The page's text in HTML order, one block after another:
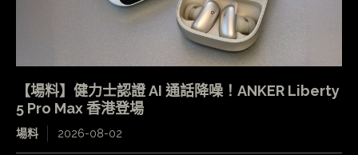
【場料】健力士認證 AI 通話降噪！ANKER Liberty
5 Pro Max 香港登場
場料 2026-08-02